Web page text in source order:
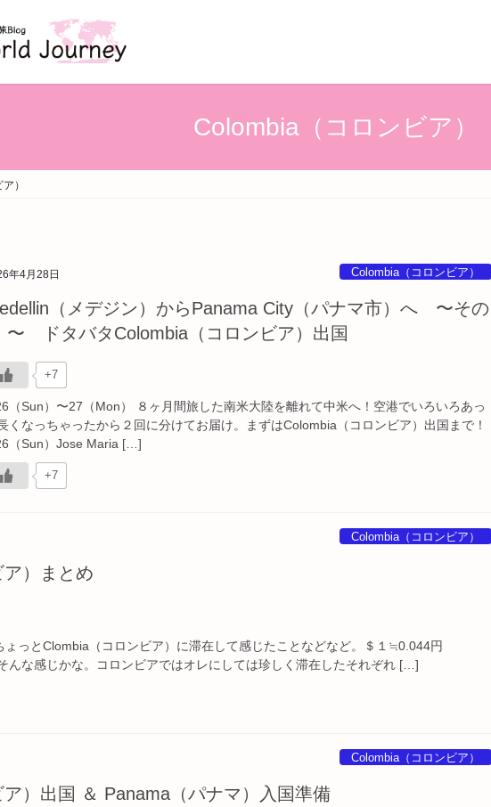
Colombia（コロンビア）
）
年4月28日 Colombia（コロンビア）
（メデジン）からPanama City（パナマ市）へ 〜その
〜 ドタバタColombia（コロンビア）出国
+7
（Sun）〜27（Mon） ８ヶ月間旅した南米大陸を離れて中米へ！空港でいろいろあっ
くなっちゃったから２回に分けてお届け。まずはColombia（コロンビア）出国まで！
（Sun）Jose Maria […]
+7
Colombia（コロンビア）
）まとめ
っとClombia（コロンビア）に滞在して感じたことなどなど。＄１≒0.044円
感じかな。コロンビアではオレにしては珍しく滞在したそれぞれ […]
Colombia（コロンビア）
）出国 ＆ Panama（パナマ）入国準備